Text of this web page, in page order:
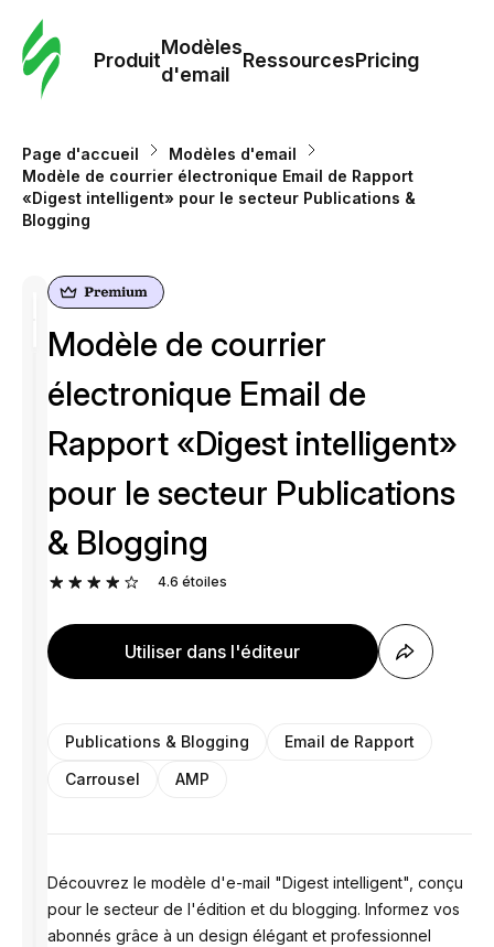
Produit
Modèles
d'email
RessourcesPricing
Page d'accueil
Modèles d'email
Modèle de courrier électronique Email de Rapport
«Digest intelligent» pour le secteur Publications &
Blogging
Modèle de courrier
électronique Email de
Rapport «Digest intelligent»
pour le secteur Publications
& Blogging
4.6 étoiles
Utiliser dans l'éditeur
Publications & Blogging
Email de Rapport
Carrousel
AMP
Découvrez le modèle d'e-mail "Digest intelligent", conçu
pour le secteur de l'édition et du blogging. Informez vos
abonnés grâce à un design élégant et professionnel